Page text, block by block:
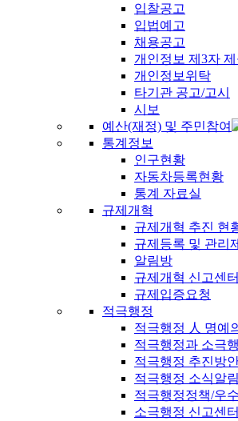
입찰공고
입법예고
채용공고
개인정보 제3자
개인정보위탁
타기관 공고/고시
시보
예산(재정) 및 주민참여
통계정보
인구현황
자동차등록현황
통계 자료실
규제개혁
규제개혁 추진 현
규제등록 및 관리
알림방
규제개혁 신고센터
규제입증요청
적극행정
적극행정 人 명예
적극행정과 소극
적극행정 추진방
적극행정 소식알림
적극행정정책/우
소극행정 신고센터